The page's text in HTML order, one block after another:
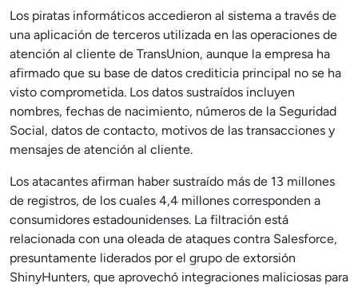
Los piratas informáticos accedieron al sistema a través de
una aplicación de terceros utilizada en las operaciones de
atención al cliente de TransUnion, aunque la empresa ha
afirmado que su base de datos crediticia principal no se ha
visto comprometida. Los datos sustraídos incluyen
nombres, fechas de nacimiento, números de la Seguridad
Social, datos de contacto, motivos de las transacciones y
mensajes de atención al cliente.
Los atacantes afirman haber sustraído más de 13 millones
de registros, de los cuales 4,4 millones corresponden a
consumidores estadounidenses. La filtración está
relacionada con una oleada de ataques contra Salesforce,
presuntamente liderados por el grupo de extorsión
ShinyHunters, que aprovechó integraciones maliciosas para